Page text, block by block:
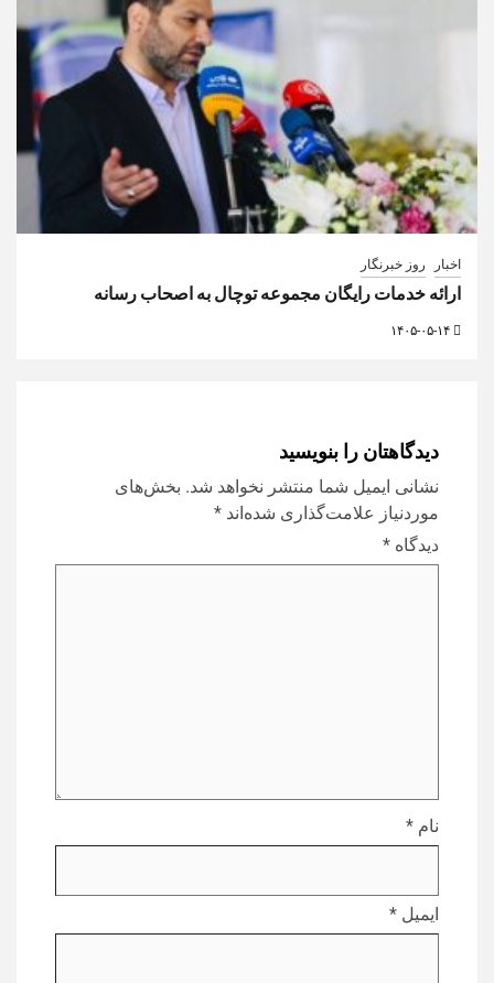
اخبار روز خبرنگار
ارائه خدمات رایگان مجموعه توچال به اصحاب رسانه
دیدگاهتان را بنویسید
نشانی ایمیل شما منتشر نخواهد شد. بخش‌های
موردنیاز علامت‌گذاری شده‌اند *
دیدگاه *
نام *
ایمیل *